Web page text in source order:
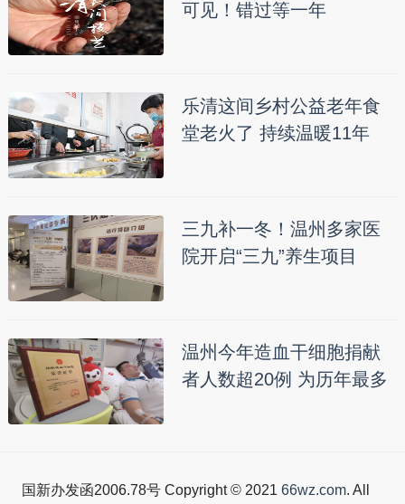
可见！错过等一年
乐清这间乡村公益老年食
堂老火了 持续温暖11年
三九补一冬！温州多家医
院开启“三九”养生项目
温州今年造血干细胞捐献
者人数超20例 为历年最多
国新办发函2006.78号 Copyright © 2021 66wz.com. All